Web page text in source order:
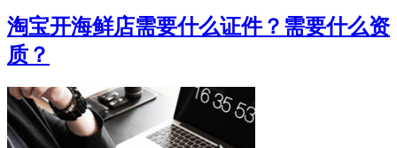
淘宝开海鲜店需要什么证件？需要什么资
质？